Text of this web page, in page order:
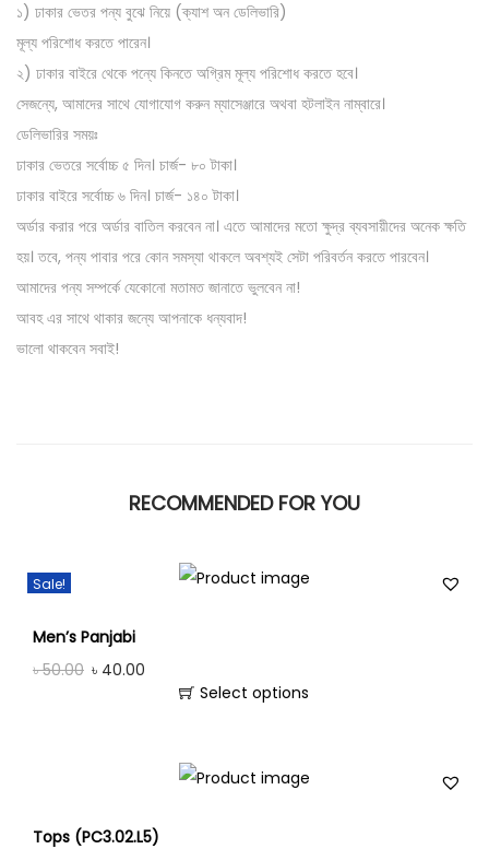
১) ঢাকার ভেতর পন্য বুঝে নিয়ে (ক্যাশ অন ডেলিভারি)
মূল্য পরিশোধ করতে পারেন।
২) ঢাকার বাইরে থেকে পন্যে কিনতে অগ্রিম মূল্য পরিশোধ করতে হবে।
সেজন্যে, আমাদের সাথে যোগাযোগ করুন ম্যাসেঞ্জারে অথবা হটলাইন নাম্বারে।
ডেলিভারির সময়ঃ
ঢাকার ভেতরে সর্বোচ্চ ৫ দিন। চার্জ- ৮০ টাকা।
ঢাকার বাইরে সর্বোচ্চ ৬ দিন। চার্জ- ১৪০ টাকা।
অর্ডার করার পরে অর্ডার বাতিল করবেন না। এতে আমাদের মতো ক্ষুদ্র ব্যবসায়ীদের অনেক ক্ষতি
হয়। তবে, পন্য পাবার পরে কোন সমস্যা থাকলে অবশ্যই সেটা পরিবর্তন করতে পারবেন।
আমাদের পন্য সম্পর্কে যেকোনো মতামত জানাতে ভুলবেন না!
আবহ এর সাথে থাকার জন্যে আপনাকে ধন্যবাদ!
ভালো থাকবেন সবাই!
RECOMMENDED FOR YOU
Sale!
Men’s Panjabi
৳50.00 ৳ 40.00
Select options
Tops (PC3.02.L5)